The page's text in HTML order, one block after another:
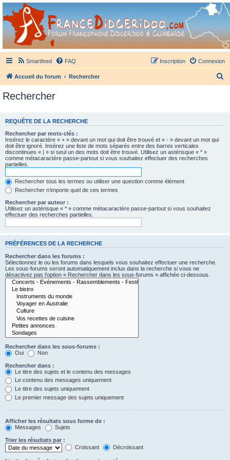
France Didgeridoo
Didgeridoo et Guimbarde sur France Didgeridoo - retrouvez la communauté.
Smartfeed FAQ Connexion
Inscription
Accueil du forum Rechercher
e
Rechercher
REQUÊTE DE LA RECHERCHE
Rechercher par mots-clés :
Insérez le caractère « + » devant un mot qui doit être trouvé et « - » devant un mot qui
doit être ignoré. Insérez une liste de mots séparés entre des barres verticales
discontinues « | » si seul un des mots doit être trouvé. Utilisez un astérisque « * »
comme métacaractère passe-partout si vous souhaitez effectuer des recherches
partielles.
Rechercher tous les termes ou utiliser une question comme élément
Rechercher n’importe quel de ces termes
Rechercher par auteur :
Utilisez un astérisque « * » comme métacaractère passe-partout si vous souhaitez
effectuer des recherches partielles.
PRÉFÉRENCES DE LA RECHERCHE
Rechercher dans les forums :
Sélectionnez le ou les forums dans lesquels vous souhaitez effectuer une recherche.
Les sous-forums seront automatiquement inclus dans la recherche si vous ne
désactivez pas l’option « Rechercher dans les sous-forums » affichée ci-dessous.
Rechercher dans les sous-forums :
Oui
Non
Rechercher dans :
Le titre des sujets et le contenu des messages
Le contenu des messages uniquement
Le titre des sujets uniquement
Le premier message des sujets uniquement
Afficher les résultats sous forme de :
Messages
Sujets
Trier les résultats par :
Croissant
Décroissant